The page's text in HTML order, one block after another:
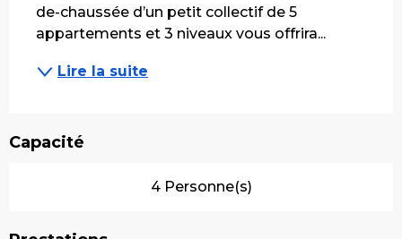
de-chaussée d’un petit collectif de 5
appartements et 3 niveaux vous offrira...
Lire la suite
Capacité
4 Personne(s)